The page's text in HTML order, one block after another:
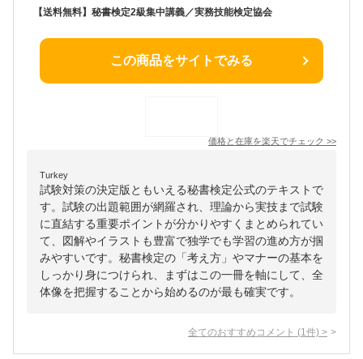
【送料無料】秘書検定2級集中講義／実務技能検定協会
この商品をサイトでみる
価格と在庫を楽天でチェック >>
Turkey
試験対策の決定版ともいえる秘書検定公式のテキストで
す。試験の出題範囲が網羅され、理論から実技まで試験
に直結する重要ポイントが分かりやすくまとめられてい
て、図解やイラストも豊富で独学でも学習の進め方が掴
みやすいです。秘書検定の「考え方」やマナーの基本を
しっかり身につけられ、まずはこの一冊を軸にして、全
体像を把握することから始めるのが最も確実です。
全てのおすすめコメント (1 件) >